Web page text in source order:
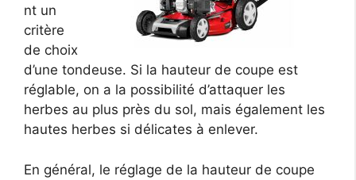
nt un
critère
de choix
d’une tondeuse. Si la hauteur de coupe est
réglable, on a la possibilité d’attaquer les
herbes au plus près du sol, mais également les
hautes herbes si délicates à enlever.
En général, le réglage de la hauteur de coupe